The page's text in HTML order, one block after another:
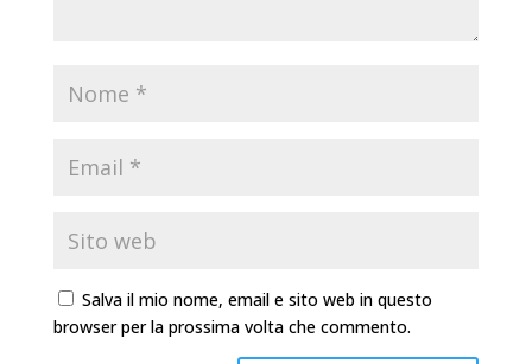
Salva il mio nome, email e sito web in questo
browser per la prossima volta che commento.